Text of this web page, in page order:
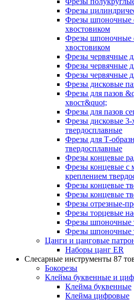
Фрезы
Фрезы шпоночные
хвостовиком
Фрезы шпоночные
хвостовиком
Фрезы червячные
Фрезы червячные
Фрезы червячные
Фрезы дисковые
Фрезы для пазов
хвост&quot;
Фрезы для пазов
Фрезы дисковые 3-
твердосплавные
Фрезы для Т-
твердосплавные
Фрезы концевые
Фрезы концевые с
креплением
Фрезы концевые
Фрезы концевые
Фрезы отрезные-
Фрезы торцевые
Фрезы шпоночные
Фрезы шпоночные
Цанги и цанговые
Наборы цанг ER
Слесарные инструменты 87
Бокорезы
Клейма буквенные и
Клейма буквенные
Клейма цифровые